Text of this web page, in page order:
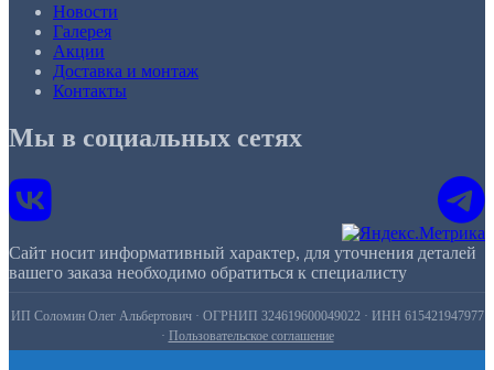
Новости
Галерея
Акции
Доставка и монтаж
Контакты
Мы в социальных сетях
Сайт носит информативный характер, для уточнения деталей
вашего заказа необходимо обратиться к специалисту
ИП Соломин Олег Альбертович · ОГРНИП 324619600049022 · ИНН 615421947977
· Пользовательское соглашение